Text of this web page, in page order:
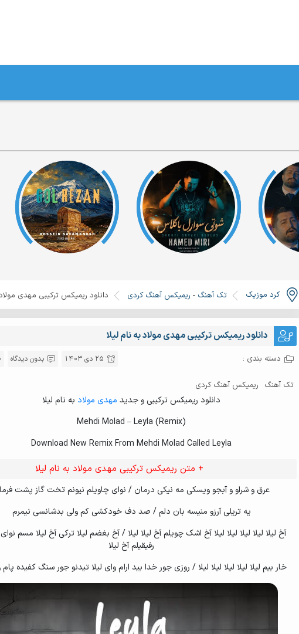
کرد موزیک تک آهنگ - ریمیکس آهنگ کردی دانلود ریمیکس ترکیبی مهدی مولاد
دانلود ریمیکس ترکیبی مهدی مولاد به نام لیلا
دسته بندی :
تک آهنگ ریمیکس آهنگ کردی
بدون دیدگاه 25 دی 1403
دانلود ریمیکس ترکیبی و جدید مهدی مولاد به نام لیلا
Mehdi Molad – Leyla (Remix)
Download New Remix From Mehdi Molad Called Leyla
+ متن ریمیکس ترکیبی مهدی مولاد به نام لیلا
عرق و شراو و آبجو ویسکی مه نیکی درمان / نوای چاویلم نیونم تخت گاز پشت
یه تریلی آرزو منیسه بان دلم / صد دف خودکشی کم ولی بدشانسی نیمرم
آخ لیلا لیلا لیلا لیلا لیلا آخ اشک چویلم آخ لیلا لیلا / آخ بغضم لیلا ترکی آخ لیلا مسم
رفیقیلم آخ لیلا
خار بیم لیلا لیلا لیلا لیلا لیلا / روزی جور خدا بید ارام وای لیلا تیدنو جور سنگ کفیده پام